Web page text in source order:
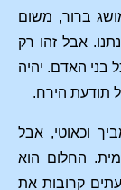
ברור, משום
אבל זהו רק
בני האדם. יהיה
תודעת הירח.
וכאוטי, אבל
החלום הוא
קרובות את